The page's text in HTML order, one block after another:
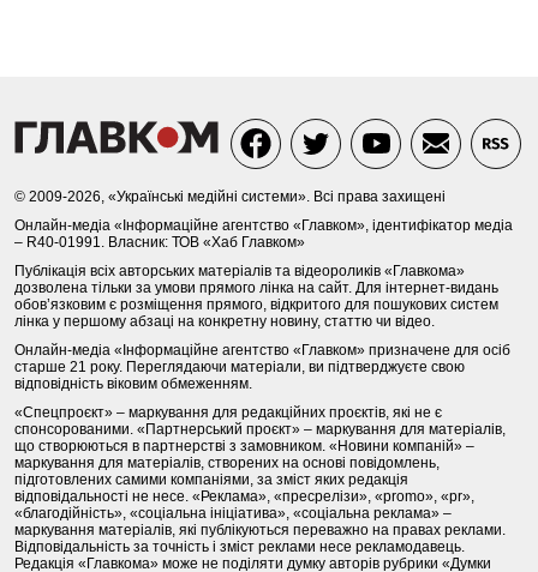
© 2009-2026, «Українські медійні системи». Всі права захищені
Онлайн-медіа «Інформаційне агентство «Главком», ідентифікатор медіа
– R40-01991. Власник: ТОВ «Хаб Главком»
Публікація всіх авторських матеріалів та відеороликів «Главкома»
дозволена тільки за умови прямого лінка на сайт. Для інтернет-видань
обов’язковим є розміщення прямого, відкритого для пошукових систем
лінка у першому абзаці на конкретну новину, статтю чи відео.
Онлайн-медіа «Інформаційне агентство «Главком» призначене для осіб
старше 21 року. Переглядаючи матеріали, ви підтверджуєте свою
відповідність віковим обмеженням.
«Спецпроєкт» – маркування для редакційних проєктів, які не є
спонсорованими. «Партнерський проєкт» – маркування для матеріалів,
що створюються в партнерстві з замовником. «Новини компаній» –
маркування для матеріалів, створених на основі повідомлень,
підготовлених самими компаніями, за зміст яких редакція
відповідальності не несе. «Реклама», «пресрелізи», «promo», «pr»,
«благодійність», «соціальна ініціатива», «соціальна реклама» –
маркування матеріалів, які публікуються переважно на правах реклами.
Відповідальність за точність і зміст реклами несе рекламодавець.
Редакція «Главкома» може не поділяти думку авторів рубрики «Думки